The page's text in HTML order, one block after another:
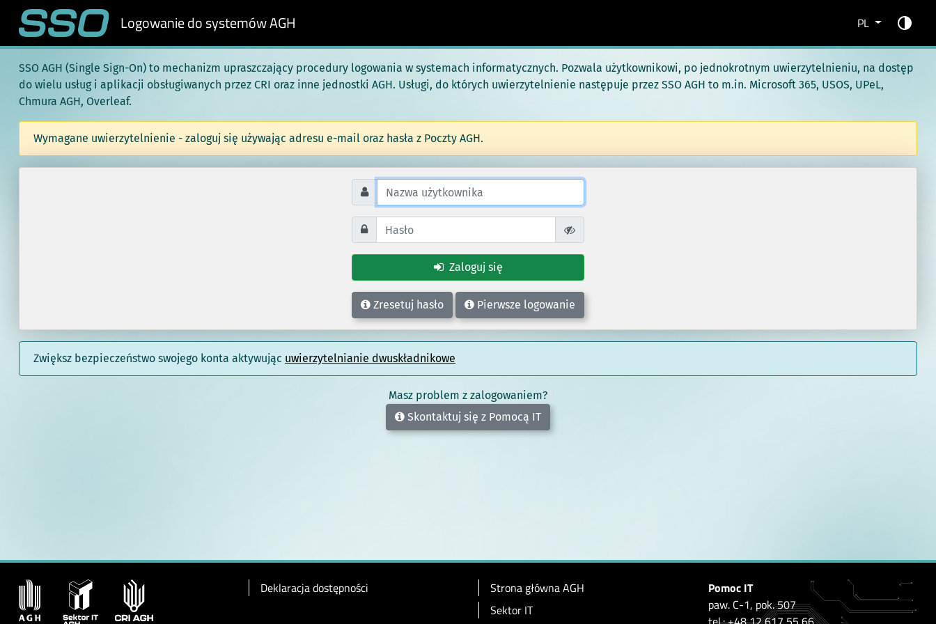
Logowanie do systemów AGH Zmień język
PL
SSO AGH (Single Sign-On) to mechanizm upraszczający procedury logowania w systemach informatycznych. Pozwala użytkownikowi, po jednokrotnym uwierzytelnieniu, na dostęp
do wielu usług i aplikacji obsługiwanych przez CRI oraz inne jednostki AGH. Usługi, do których uwierzytelnienie następuje przez SSO AGH to m.in. Microsoft 365, USOS, UPeL,
Chmura AGH, Overleaf.
Wymagane uwierzytelnienie - zaloguj się używając adresu e-mail oraz hasła z Poczty AGH.
Zaloguj się
Zresetuj hasło Pierwsze logowanie
Zwiększ bezpieczeństwo swojego konta aktywując uwierzytelnianie dwuskładnikowe
Masz problem z zalogowaniem?
Skontaktuj się z Pomocą IT
Deklaracja dostępności
Strona główna AGH
Sektor IT
Pomoc IT
paw. C-1, pok. 507